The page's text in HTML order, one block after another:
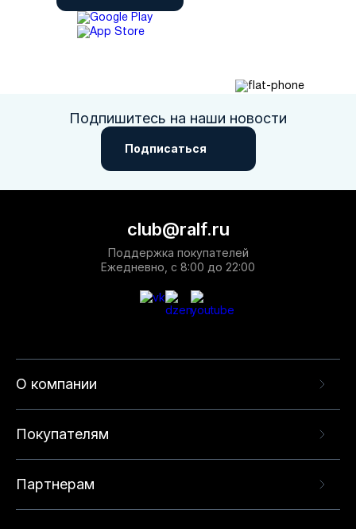
Подпишитесь на наши новости
Подписаться
О компании
Покупателям
Партнерам
club@ralf.ru
Поддержка покупателей
Ежедневно, с 8:00 до 22:00